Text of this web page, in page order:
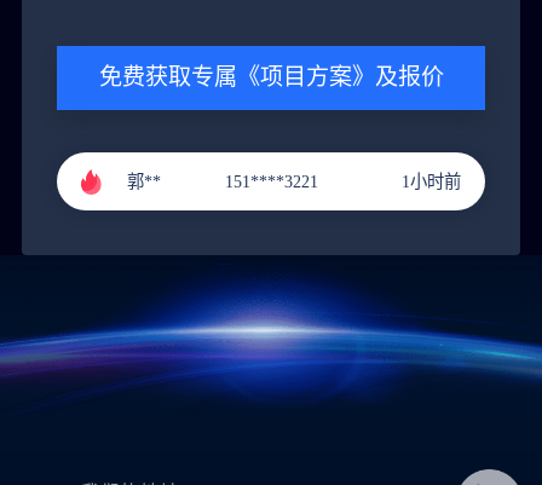
免费获取专属《项目方案》及报价
张** 136****4686 3小时前
郭** 151****3221 1小时前